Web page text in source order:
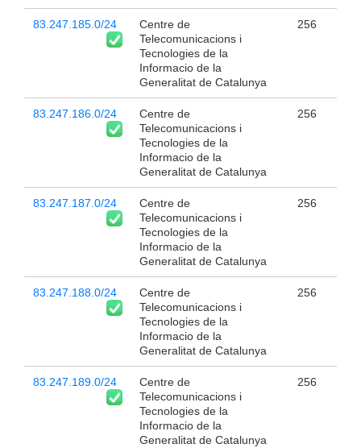
83.247.185.0/24
Centre de
Telecomunicacions i
Tecnologies de la
Informacio de la
Generalitat de Catalunya
256
83.247.186.0/24
Centre de
Telecomunicacions i
Tecnologies de la
Informacio de la
Generalitat de Catalunya
256
83.247.187.0/24
Centre de
Telecomunicacions i
Tecnologies de la
Informacio de la
Generalitat de Catalunya
256
83.247.188.0/24
Centre de
Telecomunicacions i
Tecnologies de la
Informacio de la
Generalitat de Catalunya
256
83.247.189.0/24
Centre de
Telecomunicacions i
Tecnologies de la
Informacio de la
Generalitat de Catalunya
256